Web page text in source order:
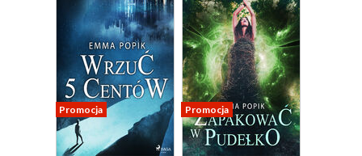
Promocja Promocja